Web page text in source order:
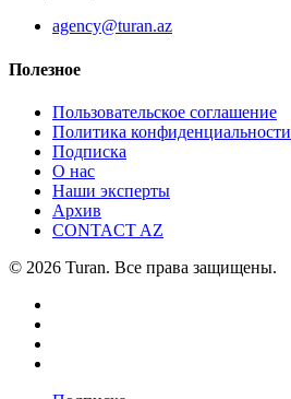
agency@turan.az
Полезное
Пользовательское соглашение
Политика конфиденциальности
Подписка
О нас
Наши эксперты
Архив
CONTACT AZ
© 2026 Turan. Все права защищены.